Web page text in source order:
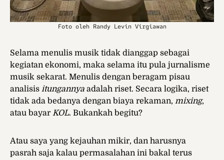
Foto oleh Randy Levin Virgiawan
Selama menulis musik tidak dianggap sebagai
kegiatan ekonomi, maka selama itu pula jurnalisme
musik sekarat. Menulis dengan beragam pisau
analisis itungannya adalah riset. Secara logika, riset
tidak ada bedanya dengan biaya rekaman, mixing,
atau bayar KOL. Bukankah begitu?
Atau saya yang kejauhan mikir, dan harusnya
pasrah saja kalau permasalahan ini bakal terus